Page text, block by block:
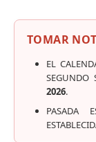
TOMAR
EL
SEGUNDO
2026.
PASADA